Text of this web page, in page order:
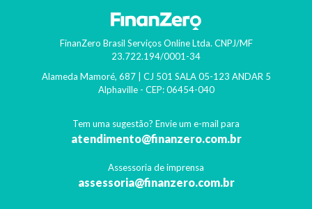
FinanZero Brasil Serviços Online Ltda. CNPJ/MF
23.722.194/0001-34
Alameda Mamoré, 687 | CJ 501 SALA 05-123 ANDAR 5
Alphaville- CEP: 06454-040
Tem uma sugestão? Envie um e-mail para
atendimento@finanzero.com.br
Assessoria de imprensa
assessoria@finanzero.com.br